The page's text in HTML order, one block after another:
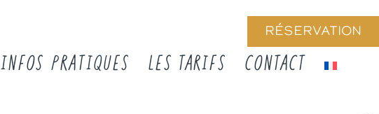
RÉSERVATION
INFOS PRATIQUES LES TARIFS CONTACT